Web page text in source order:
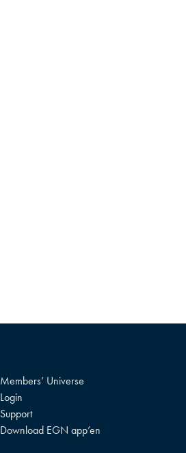
Members’ Universe
Login
Support
Download EGN app’en